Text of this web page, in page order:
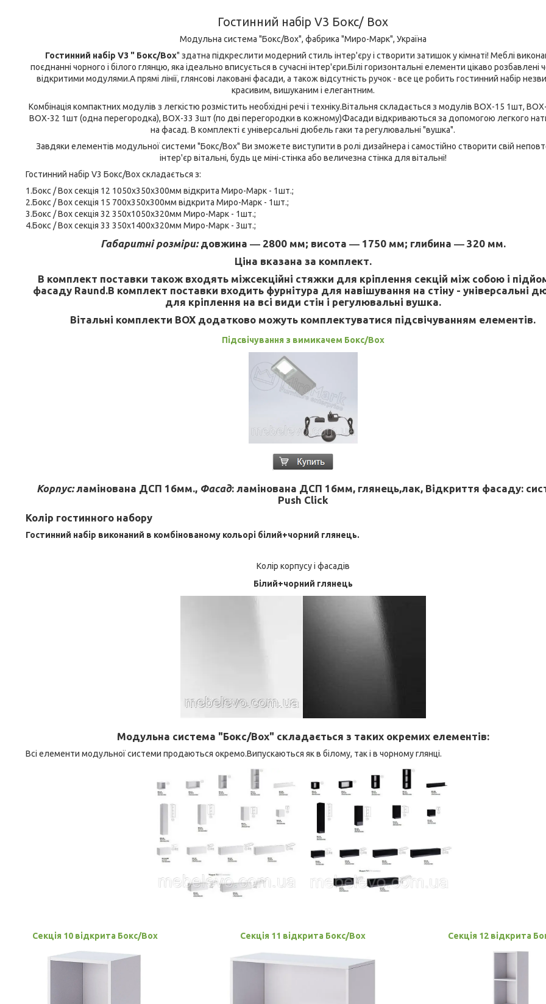
Гостинний набір V3 Бокс/ Box
Модульна система "Бокс/Box", фабрика "Миро-Марк", Україна
Гостинний набір V3 " Бокс/Box" здатна підкреслити модерний стиль інтер'єру і створити затишок у кімнаті! Меблі
поєднанні чорного і білого глянцю, яка ідеально вписується в сучасні інтер'єри.Білі горизонтальні елементи цікаво розбавлені
відкритими модулями.А прямі лінії, глянсові лаковані фасади, а також відсутність ручок - все це робить гостинний набір
красивим, вишуканим і елегантним.
Комбінація компактних модулів з легкістю розмістить необхідні речі і техніку.Вітальня складається з модулів BOX-15 1шт,
BOX-32 1шт (одна перегородка), BOX-33 3шт (по дві перегородки в кожному)Фасади відкриваються за допомогою легкого
на фасад. В комплекті є універсальні дюбель гаки та регулювальні "вушка".
Завдяки елементів модульної системи "Бокс/Box" Ви зможете виступити в ролі дизайнера і самостійно створити свій
інтер'єр вітальні, будь це міні-стінка або величезна стінка для вітальні!
Гостинний набір V3 Бокс/Box складається з:
1.Бокс / Box секція 12 1050х350х300мм відкрита Миро-Марк - 1шт.;
2.Бокс / Box секція 15 700х350х300мм відкрита Миро-Марк - 1шт.;
3.Бокс / Box секція 32 350х1050х320мм Миро-Марк - 1шт.;
4.Бокс / Box секція 33 350х1400х320мм Миро-Марк - 3шт.;
Габаритні розміри:довжина ― 2800 мм; висота ― 1750 мм; глибина ― 320 мм.
Ціна вказана за комплект.
В комплект поставки також входять міжсекційні стяжки для кріплення секцій між собою і
фасаду Raund.В комплект поставки входить фурнітура для навішування на стіну - універсальні
для кріплення на всі види стін і регулювальні вушка.
Вітальні комплекти BOX додатково можуть комплектуватися підсвічуванням елементів.
Підсвічування з вимикачем Бокс/Box
Корпус:ламінована ДСП 16мм., Фасад: ламінована ДСП 16мм, глянець,лак, Відкриття фасаду:
Push Click
Колір гостинного набору
Гостинний набір виконаний в комбінованому кольорі білий+чорний глянець.
Колір корпусу і фасадів
Білий+чорний глянець
Модульна система "Бокс/Box" складається з таких окремих елементів:
Всі елементи модульної системи продаються окремо.Випускаються як в білому, так і в чорному глянці.
Секція 10 відкрита Бокс/Box Секція 11 відкрита Бокс/Box Секція 12 відкрита